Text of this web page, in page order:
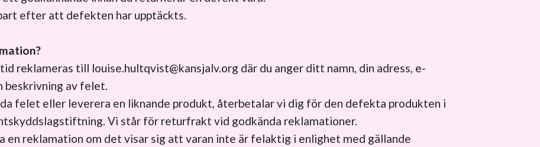
efter att defekten har upptäckts.
reklameras till louise.hultqvist@kansjalv.org där du anger ditt namn, din adress, e-
beskrivning av felet.
felet eller leverera en liknande produkt, återbetalar vi dig för den defekta produkten i
Vi står för returfrakt vid godkända reklamationer.
en reklamation om det visar sig att varan inte är felaktig i enlighet med gällande